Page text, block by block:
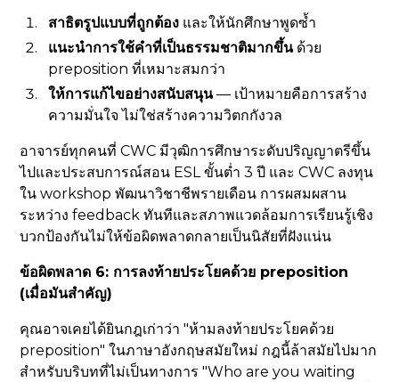
สาธิตรูปแบบที่ถูกต้อง และให้นักศึกษาพูดซ้ำ
แนะนำการใช้คำที่เป็นธรรมชาติมากขึ้นด้วย
preposition ที่เหมาะสมกว่า
ให้การแก้ไขอย่างสนับสนุน— เป้าหมายคือการสร้าง
ความมั่นใจ ไม่ใช่สร้างความวิตกกังวล
อาจารย์ทุกคนที่ CWC มีวุฒิการศึกษาระดับปริญญาตรีขึ้น
ไปและประสบการณ์สอน ESL ขั้นต่ำ 3 ปี และ CWC ลงทุน
ใน workshop พัฒนาวิชาชีพรายเดือน การผสมผสาน
ระหว่าง feedback ทันทีและสภาพแวดล้อมการเรียนรู้เชิง
บวกป้องกันไม่ให้ข้อผิดพลาดกลายเป็นนิสัยที่ฝังแน่น
ข้อผิดพลาด 6: การลงท้ายประโยคด้วย preposition
(เมื่อมันสำคัญ)
คุณอาจเคยได้ยินกฎเก่าว่า "ห้ามลงท้ายประโยคด้วย
preposition" ในภาษาอังกฤษสมัยใหม่ กฎนี้ล้าสมัยไปมาก
สำหรับบริบทที่ไม่เป็นทางการ "Who are you waiting